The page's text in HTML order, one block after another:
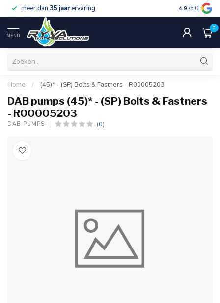
meer dan 35 jaarervaring gratis
4.9 /5.0
MENU
0
Home / (45)* - (SP) Bolts & Fastners - R00005203
DAB pumps (45)* - (SP) Bolts & Fastners
- R00005203
DAB PUMPS (0)